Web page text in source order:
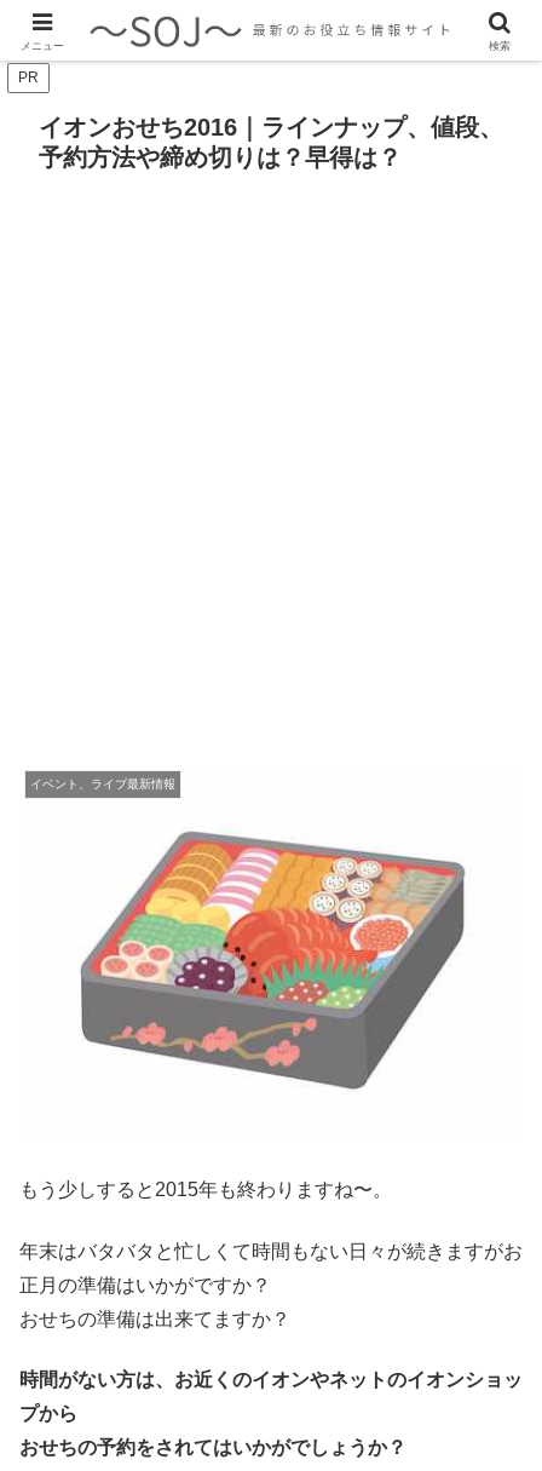
最新のトレンド情報、生活に役立つ情報をご紹介します
PR
イオンおせち2016｜ラインナップ、値段、
予約方法や締め切りは？早得は？
イベント、ライブ最新情報
もう少しすると2015年も終わりますね〜。
年末はバタバタと忙しくて時間もない日々が続きますがお
正月の準備はいかがですか？
おせちの準備は出来てますか？
時間がない方は、お近くのイオンやネットのイオンショッ
プから
おせちの予約をされてはいかがでしょうか？
メニュー 検索